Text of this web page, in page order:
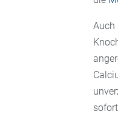
Auch